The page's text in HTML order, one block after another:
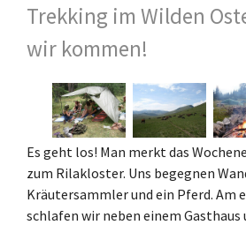
Trekking im Wilden
wir kommen!
Es geht los! Man merkt das
zum Rilakloster. Uns begegnen
Kräutersammler und ein Pferd. Am
schlafen wir neben einem Gasthaus